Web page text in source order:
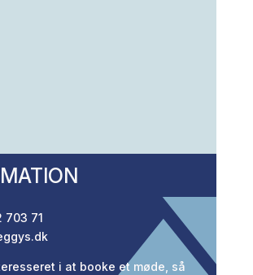
703 71
i at booke et møde, så